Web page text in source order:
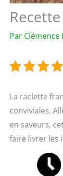
Par
La raclette
conviviales.
en saveurs,
faire livrer les